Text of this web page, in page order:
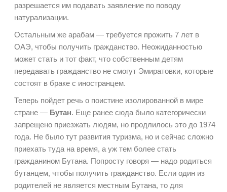
разрешается им подавать заявление по поводу
натурализации.
Остальным же арабам — требуется прожить 7 лет в
ОАЭ, чтобы получить гражданство. Неожиданностью
может стать и тот факт, что собственным детям
передавать гражданство не смогут Эмиратовки, которые
состоят в браке с иностранцем.
Теперь пойдет речь о поистине изолированной в мире
стране — Бутан. Еще ранее сюда было категорически
запрещено приезжать людям, но продлилось это до 1974
года. Не было тут развития туризма, но и сейчас сложно
приехать туда на время, а уж тем более стать
гражданином Бутана. Попросту говоря — надо родиться
бутанцем, чтобы получить гражданство. Если один из
родителей не является местным Бутана, то для